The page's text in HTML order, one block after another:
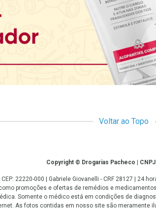
Voltar ao Topo
Copyright © Drogarias Pacheco |
22220-000 | Gabriele Giovanelli - CRF 28127 |
promoções e ofertas de remédios e
Somente o médico está em condições de
As fotos contidas em nosso site são